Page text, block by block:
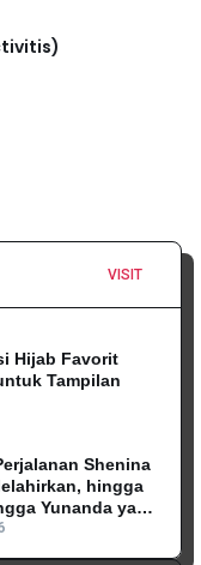
VISIT
Hijab Favorit
Tampilan
Shenina
hingga
Yunanda yang